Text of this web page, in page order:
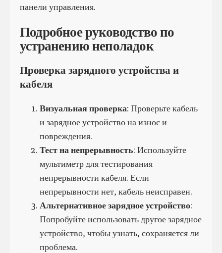
панели управления.
Подробное руководство по
устранению неполадок
Проверка зарядного устройства и
кабеля
Визуальная проверка: Проверьте кабель
и зарядное устройство на износ и
повреждения.
Тест на непрерывность: Используйте
мультиметр для тестирования
непрерывности кабеля. Если
непрерывности нет, кабель неисправен.
Альтернативное зарядное устройство:
Попробуйте использовать другое зарядное
устройство, чтобы узнать, сохраняется ли
проблема.